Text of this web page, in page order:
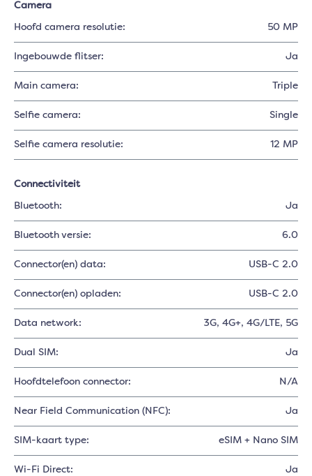
Camera
Hoofd camera resolutie: 50 MP
Ingebouwde flitser: Ja
Main camera: Triple
Selfie camera: Single
Selfie camera resolutie: 12 MP
Connectiviteit
Bluetooth: Ja
Bluetooth versie: 6.0
Connector(en) data: USB-C 2.0
Connector(en) opladen: USB-C 2.0
Data network: 3G, 4G+, 4G/LTE, 5G
Dual SIM: Ja
Hoofdtelefoon connector: N/A
Near Field Communication (NFC): Ja
SIM-kaart type: eSIM + Nano SIM
Wi-Fi Direct: Ja